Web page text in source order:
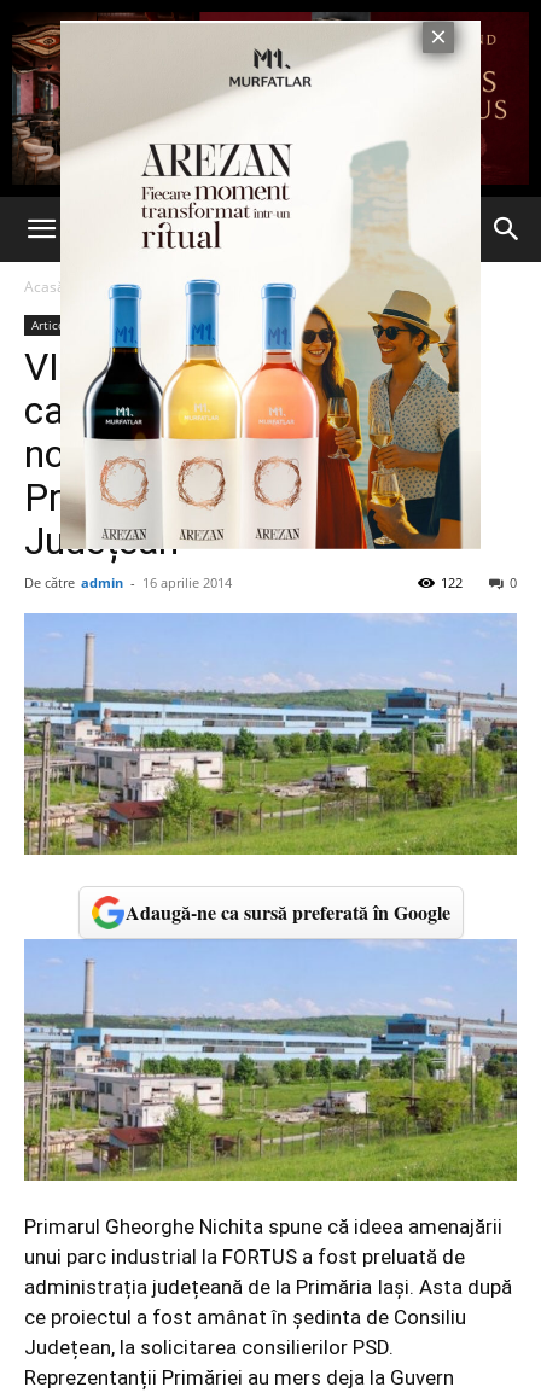
Acasă Articole
Articole
VIDEO. Bătălii politice pe
cadavrul FORTUS Iași. „Ba
noi am fost primii!”, țipă
Primăria către Consiliul
Județean
De către admin - 16 aprilie 2014 0
122
Adaugă-ne ca sursă preferată în Google
Primarul Gheorghe Nichita spune că ideea amenajării
unui parc industrial la FORTUS a fost preluată de
administrația județeană de la Primăria Iași. Asta după
ce proiectul a fost amânat în ședinta de Consiliu
Județean, la solicitarea consilierilor PSD.
Reprezentanții Primăriei au mers deja la Guvern